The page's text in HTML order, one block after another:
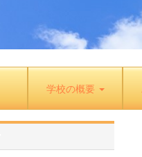
学校の概要